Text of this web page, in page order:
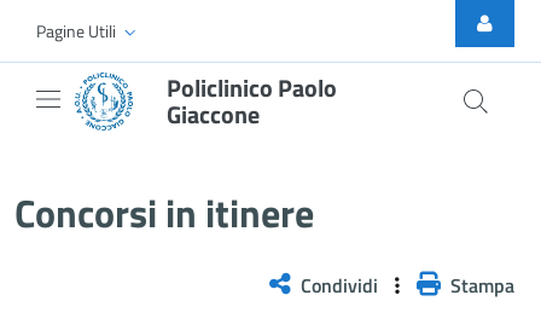
Skip to Main Content
Pagine Utili
Policlinico Paolo
Giaccone
Concorsi in itinere
Condividi Stampa